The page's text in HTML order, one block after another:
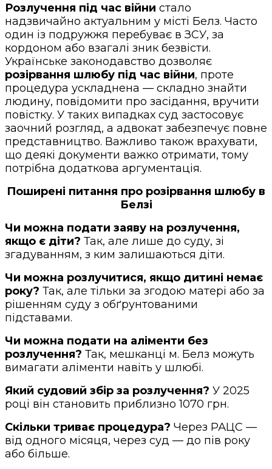
Розлучення під час війни стало
надзвичайно актуальним у місті Белз. Часто
один із подружжя перебуває в ЗСУ, за
кордоном або взагалі зник безвісти.
Українське законодавство дозволяє
розірвання шлюбу під час війни, проте
процедура ускладнена — складно знайти
людину, повідомити про засідання, вручити
повістку. У таких випадках суд застосовує
заочний розгляд, а адвокат забезпечує повне
представництво. Важливо також врахувати,
що деякі документи важко отримати, тому
потрібна додаткова аргументація.
Поширені питання про розірвання шлюбу в
Белзі
Чи можна подати заяву на розлучення,
якщо є діти? Так, але лише до суду, зі
згадуванням, з ким залишаються діти.
Чи можна розлучитися, якщо дитині немає
року? Так, але тільки за згодою матері або за
рішенням суду з обґрунтованими
підставами.
Чи можна подати на аліменти без
розлучення? Так, мешканці м. Белз можуть
вимагати аліменти навіть у шлюбі.
Який судовий збір за розлучення? У 2025
році він становить приблизно 1070 грн.
Скільки триває процедура? Через РАЦС —
від одного місяця, через суд — до пів року
або більше.